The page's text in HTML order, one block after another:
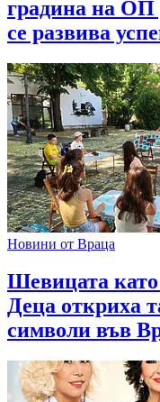
градина на ОП
се развива
Новини от Враца
Шевицата като
Деца откриха
символи във